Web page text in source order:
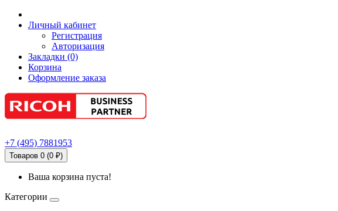
Личный кабинет
Регистрация
Авторизация
Закладки (0)
Корзина
Оформление заказа
+7 (495) 7881953
Товаров 0 (0 ₽)
Ваша корзина пуста!
Категории